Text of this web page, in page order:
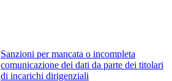
Sanzioni per mancata o incompleta
comunicazione dei dati da parte dei titolari
di incarichi dirigenziali